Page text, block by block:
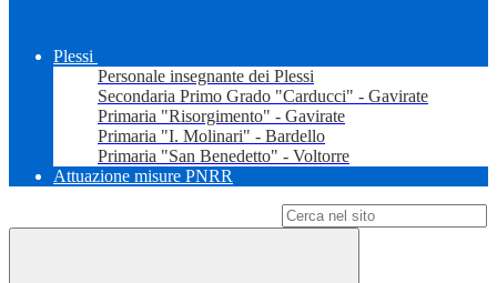
Plessi
Personale insegnante dei Plessi
Secondaria Primo Grado "Carducci" - Gavirate
Primaria "Risorgimento" - Gavirate
Primaria "I. Molinari" - Bardello
Primaria "San Benedetto" - Voltorre
Attuazione misure PNRR